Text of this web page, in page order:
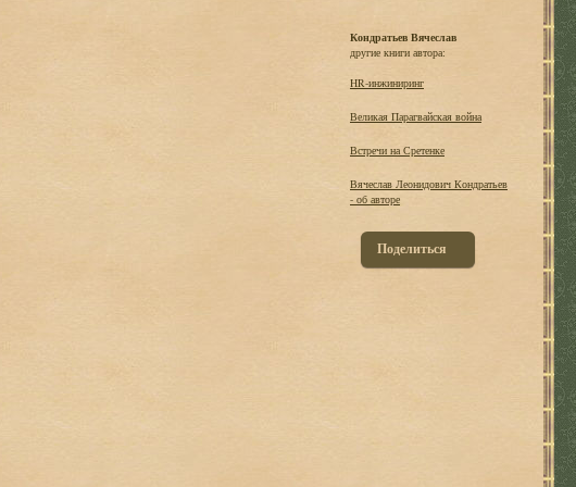
Кондратьев Вячеслав
другие книги автора:
HR-инжиниринг
Великая Парагвайская война
Встречи на Сретенке
Вячеслав Леонидович Кондратьев
- об авторе
Поделиться